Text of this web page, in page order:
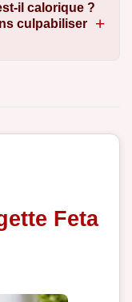
il calorique ?
culpabiliser
Feta